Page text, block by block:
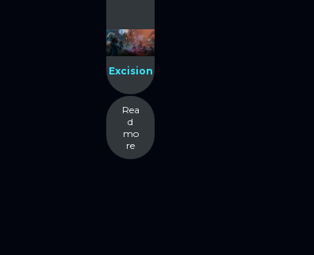
Excision
Rea
d
mo
re